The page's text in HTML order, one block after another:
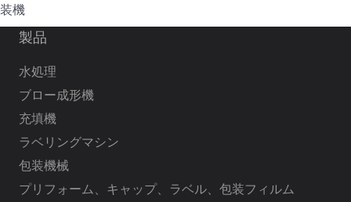
装機
製品
水処理
ブロー成形機
充填機
ラベリングマシン
包装機械
プリフォーム、キャップ、ラベル、包装フィルム